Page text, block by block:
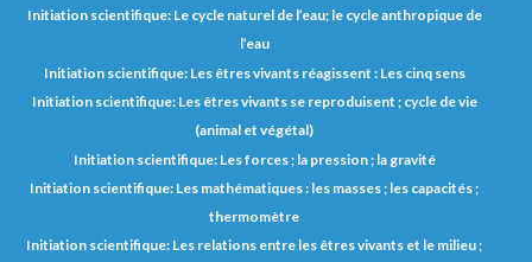
Initiation scientifique: Le cycle naturel de l’eau; le cycle anthropique de
l’eau
Initiation scientifique: Les êtres vivants réagissent : Les cinq sens
Initiation scientifique: Les êtres vivants se reproduisent ; cycle de vie
(animal et végétal)
Initiation scientifique: Les forces ; la pression ; la gravité
Initiation scientifique: Les mathématiques : les masses ; les capacités ;
thermomètre
Initiation scientifique: Les relations entre les êtres vivants et le milieu ;